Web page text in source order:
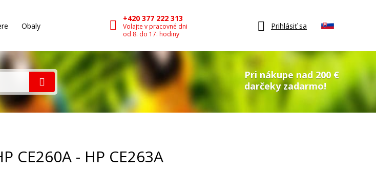
Obaly
+420 377 222 313
Volajte v pracovné dni
od 8. do 17. hodiny
Prihlásiť sa
Pri nákupe nad 200 €
darčeky zadarmo!
CE260A - HP CE263A